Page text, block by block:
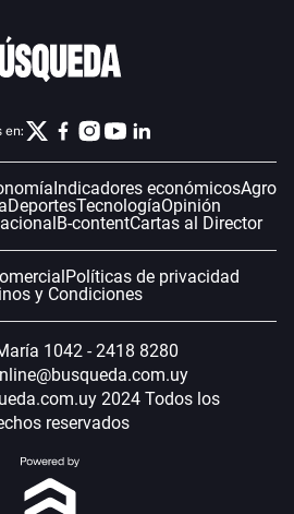
en:
Indicadores económicosAgro
DeportesTecnologíaOpinión
B-contentCartas al Director
Políticas de privacidad
y Condiciones
1042 - 2418 8280
2024 Todos los
reservados